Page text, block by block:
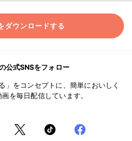
ダウンロードする
公式SNSをフォロー
」をコンセプトに、簡単においしく
を毎日配信しています。